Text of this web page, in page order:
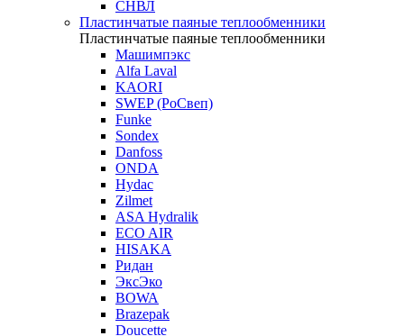
СНВЛ
Пластинчатые паяные теплообменники
Пластинчатые паяные теплообменники
Машимпэкс
Alfa Laval
KAORI
SWEP (РоСвеп)
Funke
Sondex
Danfoss
ONDA
Hydac
Zilmet
ASA Hydralik
ECO AIR
HISAKA
Ридан
ЭксЭко
BOWA
Brazepak
Doucette